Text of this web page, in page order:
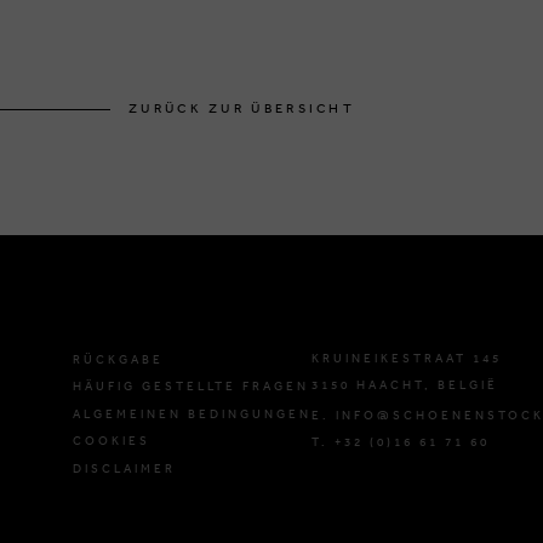
ZURÜCK ZUR ÜBERSICHT
RÜCKGABE
HÄUFIG GESTELLTE FRAGEN
ALGEMEINEN BEDINGUNGEN
COOKIES
DISCLAIMER
KRUINEIKESTRAAT 145
3150 HAACHT, BELGIË
E.
T. +32 (0)16 61 71 60